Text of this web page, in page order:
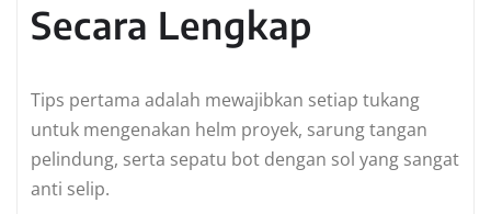
Secara Lengkap
Tips pertama adalah mewajibkan setiap tukang
untuk mengenakan helm proyek, sarung tangan
pelindung, serta sepatu bot dengan sol yang sangat
anti selip.